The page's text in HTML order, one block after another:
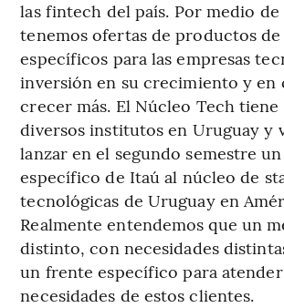
las fintech del país. Por medio de
tenemos ofertas de productos
específicos para las empresas
inversión en su crecimiento y en
crecer más. El Núcleo Tech tiene
diversos institutos en Uruguay y
lanzar en el segundo semestre
específico de Itaú al núcleo de
tecnológicas de Uruguay en
Realmente entendemos que un
distinto, con necesidades
un frente específico para
necesidades de estos clientes.